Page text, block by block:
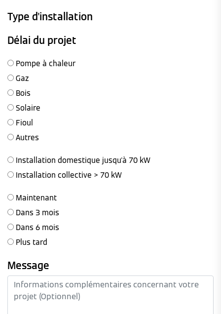
Type d'installation
Délai du projet
Pompe à chaleur
Gaz
Bois
Solaire
Fioul
Autres
Installation domestique jusqu'à 70 kW
Installation collective > 70 kW
Maintenant
Dans 3 mois
Dans 6 mois
Plus tard
Message